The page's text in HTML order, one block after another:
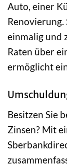
Auto, einer
einmalig und
Raten über
ermöglicht
Besitzen Sie
Zinsen? Mit